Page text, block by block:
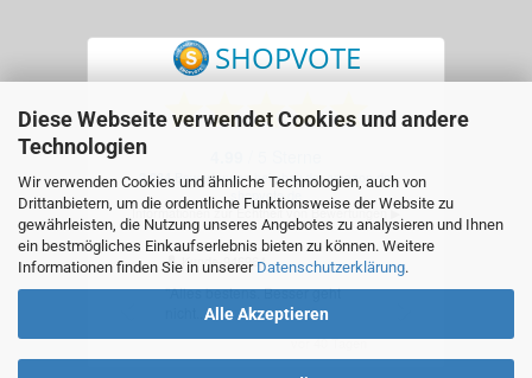
Diese Webseite verwendet Cookies und andere
Technologien
Wir verwenden Cookies und ähnliche Technologien, auch von
Drittanbietern, um die ordentliche Funktionsweise der Website zu
gewährleisten, die Nutzung unseres Angebotes zu analysieren und Ihnen
ein bestmögliches Einkaufserlebnis bieten zu können. Weitere
Informationen finden Sie in unserer Datenschutzerklärung.
Alle Akzeptieren